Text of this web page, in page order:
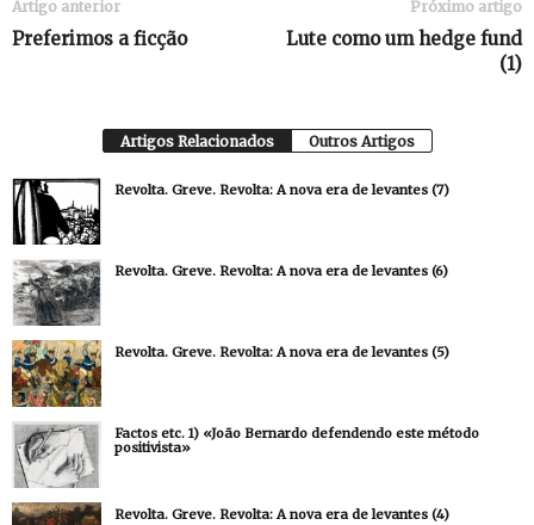
Artigo anterior
Preferimos a ficção
Próximo artigo
Lute como um hedge fund
(1)
Artigos Relacionados Outros Artigos
Revolta. Greve. Revolta: A nova era de levantes (7)
Revolta. Greve. Revolta: A nova era de levantes (6)
Revolta. Greve. Revolta: A nova era de levantes (5)
Factos etc. 1) «João Bernardo defendendo este método
positivista»
Revolta. Greve. Revolta: A nova era de levantes (4)